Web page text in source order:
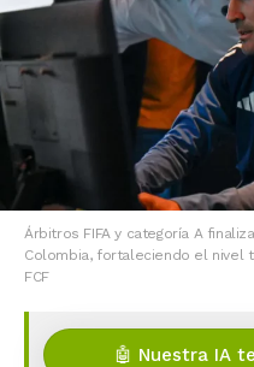
Árbitros FIFA y categoría A
Colombia, fortaleciendo el nivel
FCF
🤖 Nuestra IA